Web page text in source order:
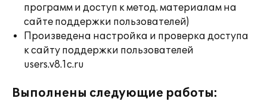
программ и доступ к метод. материалам на
сайте поддержки пользователей)
Произведена настройка и проверка доступа
к сайту поддержки пользователей
users.v8.1c.ru
Выполнены следующие работы: